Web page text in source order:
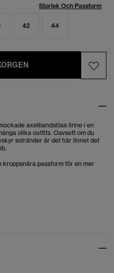
Storlek Och Passform
42 44
axelbandslösa linne i en
olika outfits. Oavsett om du
solränder är det här linnet det
kroppsnära passform för en mer